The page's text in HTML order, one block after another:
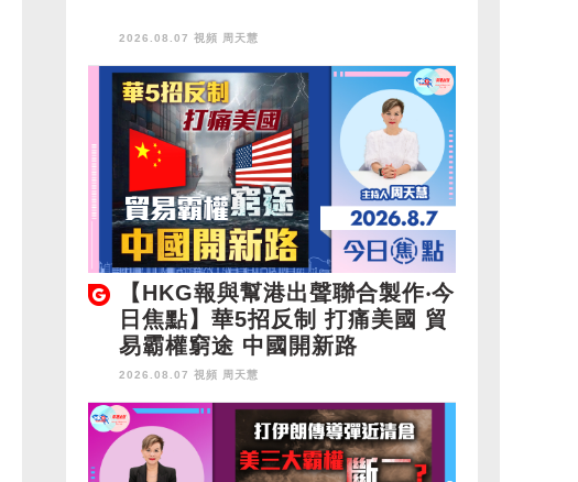
2026.08.07 視頻 周天慧
【HKG報與幫港出聲聯合製作‧今
日焦點】華5招反制 打痛美國 貿
易霸權窮途 中國開新路
2026.08.07 視頻 周天慧